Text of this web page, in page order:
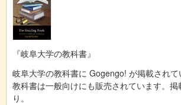
『岐阜大学の教科書』
岐阜大学の教科書に Gogengo! が掲載され
教科書は一般向けにも販売されています。掲
り。